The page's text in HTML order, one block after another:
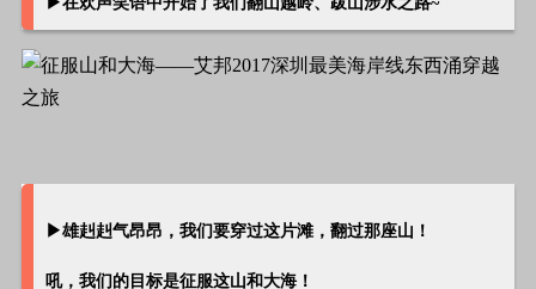
▶雄赳赳气昂昂，我们要穿过这片滩，翻过那座山！
吼，我们的目标是征服这山和大海！